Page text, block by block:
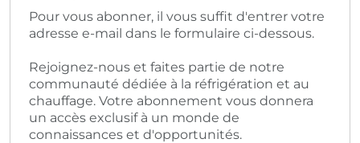
Pour vous abonner, il vous suffit d'entrer votre
adresse e-mail dans le formulaire ci-dessous.
Rejoignez-nous et faites partie de notre
communauté dédiée à la réfrigération et au
chauffage. Votre abonnement vous donnera
un accès exclusif à un monde de
connaissances et d'opportunités.